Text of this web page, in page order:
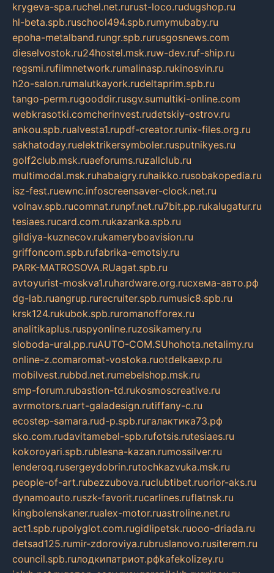
krygeva-spa.ruchel.net.rurust-loco.rudugshop.ru
hl-beta.spb.ruschool494.spb.rumymubaby.ru
epoha-metalband.rungr.spb.rurusgosnews.com
dieselvostok.ru24hostel.msk.ruw-dev.ruf-ship.ru
regsmi.rufilmnetwork.rumalinasp.rukinosvin.ru
h2o-salon.rumalutkayork.rudeltaprim.spb.ru
tango-perm.rugooddir.rusgv.sumultiki-online.com
webkrasotki.comcherinvest.rudetskiy-ostrov.ru
ankou.spb.rualvesta1.rupdf-creator.runix-files.org.ru
sakhatoday.ruelektrikersymboler.rusputnikyes.ru
golf2club.msk.ruaeforums.ruzallclub.ru
multimodal.msk.ruhabaigry.ruhaikko.rusobakopedia.ru
isz-fest.ruewnc.infoscreensaver-clock.net.ru
volnav.spb.rucomnat.runpf.net.ru7bit.pp.rukalugatur.ru
tesiaes.rucard.com.rukazanka.spb.ru
gildiya-kuznecov.rukameryboavision.ru
griffoncom.spb.rufabrika-emotsiy.ru
PARK-MATROSOVA.RUagat.spb.ru
avtoyurist-moskva1.ruhardware.org.ruсхема-авто.рф
dg-lab.ruangrup.rurecruiter.spb.rumusic8.spb.ru
krsk124.rukubok.spb.ruromanofforex.ru
analitikaplus.ruspyonline.ruzosikamery.ru
sloboda-ural.pp.ruAUTO-COM.SUhohota.netalimy.ru
online-z.comaromat-vostoka.ruotdelkaexp.ru
mobilvest.rubbd.net.rumebelshop.msk.ru
smp-forum.rubastion-td.rukosmoscreative.ru
avrmotors.ruart-galadesign.rutiffany-c.ru
ecostep-samara.rud-p.spb.ruгалактика73.рф
sko.com.rudavitamebel-spb.rufotsis.rutesiaes.ru
kokoroyari.spb.rublesna-kazan.rumossilver.ru
lenderoq.rusergeydobrin.rutochkazvuka.msk.ru
people-of-art.rubezzubova.ruclubtibet.ruorior-aks.ru
dynamoauto.ruszk-favorit.rucarlines.ruflatnsk.ru
kingbolenskaner.rualex-motor.ruastroline.net.ru
act1.spb.rupolyglot.com.rugidlipetsk.ruooo-driada.ru
detsad125.rumir-zdoroviya.rubruslanovo.rusiterem.ru
council.spb.ruлодкипатриот.рфkafekolizey.ru